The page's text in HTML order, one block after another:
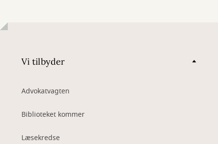
Vi tilbyder
Advokatvagten
Biblioteket kommer
Læsekredse